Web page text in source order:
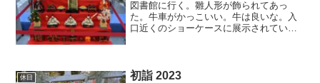
図書館に行く。雛人形が飾られてあっ
た。牛車がかっこいい。牛は良いな。入
口近くのショーケースに展示されている
休日 初詣 2023